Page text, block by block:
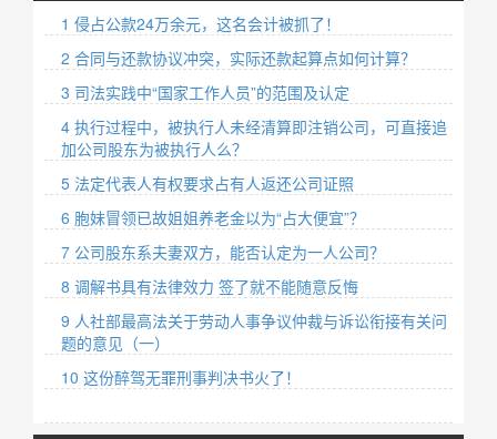
1 侵占公款24万余元，这名会计被抓了！
2 合同与还款协议冲突，实际还款起算点如何计算？
3 司法实践中“国家工作人员”的范围及认定
4 执行过程中，被执行人未经清算即注销公司，可直接追
加公司股东为被执行人么？
5 法定代表人有权要求占有人返还公司证照
6 胞妹冒领已故姐姐养老金以为“占大便宜”？
7 公司股东系夫妻双方，能否认定为一人公司？
8 调解书具有法律效力 签了就不能随意反悔
9 人社部最高法关于劳动人事争议仲裁与诉讼衔接有关问
题的意见（一）
10 这份醉驾无罪刑事判决书火了！